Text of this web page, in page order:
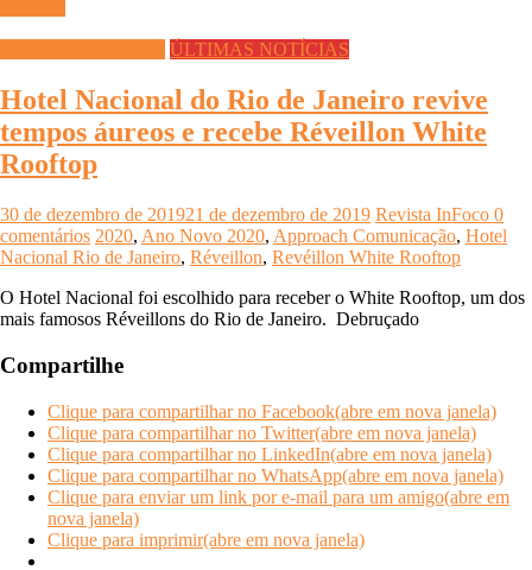
ÚLTIMAS NOTÍCIAS
Hotel Nacional do Rio de Janeiro revive
tempos áureos e recebe Réveillon White
Rooftop
30 de dezembro de 201921 de dezembro de 2019 Revista InFoco 0
comentários 2020, Ano Novo 2020, Approach Comunicação, Hotel
Nacional Rio de Janeiro, Réveillon, Revéillon White Rooftop
O Hotel Nacional foi escolhido para receber o White Rooftop, um dos
mais famosos Réveillons do Rio de Janeiro. Debruçado
Compartilhe
Clique para compartilhar no Facebook(abre em nova janela)
Clique para compartilhar no Twitter(abre em nova janela)
Clique para compartilhar no LinkedIn(abre em nova janela)
Clique para compartilhar no WhatsApp(abre em nova janela)
Clique para enviar um link por e-mail para um amigo(abre em
nova janela)
Clique para imprimir(abre em nova janela)